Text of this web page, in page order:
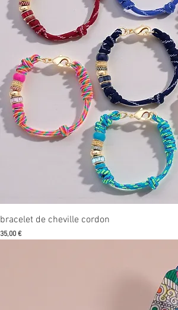
bracelet de cheville cordon
Prix
35,00 €